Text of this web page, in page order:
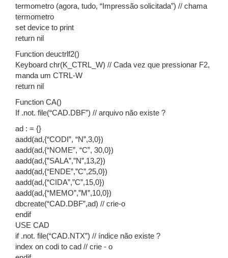
termometro (agora, tudo, “Impressão solicitada”) // chama
termometro
set device to print
return nil
Function deuctrlf2()
Keyboard chr(K_CTRL_W) // Cada vez que pressionar F2,
manda um CTRL-W
return nil
Function CA()
If .not. file(“CAD.DBF”) // arquivo não existe ?
ad : = {}
aadd(ad,{“CODI”, “N”,3,0})
aadd(ad,{“NOME”, “C”, 30,0})
aadd(ad,{”SALA”,”N”,13,2})
aadd(ad,{“ENDE”,”C”,25,0})
aadd(ad,{“CIDA”,”C”,15,0})
aadd(ad,{“MEMO”,”M”,10,0})
dbcreate(“CAD.DBF”,ad) // crie-o
endif
USE CAD
if .not. file(“CAD.NTX”) // índice não existe ?
index on codi to cad // crie - o